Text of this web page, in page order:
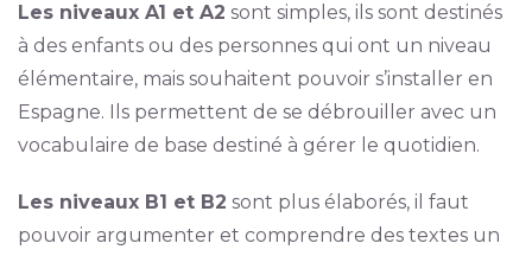
Les niveaux A1 et A2 sont simples, ils sont destinés
à des enfants ou des personnes qui ont un niveau
élémentaire, mais souhaitent pouvoir s’installer en
Espagne. Ils permettent de se débrouiller avec un
vocabulaire de base destiné à gérer le quotidien.
Les niveaux B1 et B2 sont plus élaborés, il faut
pouvoir argumenter et comprendre des textes un